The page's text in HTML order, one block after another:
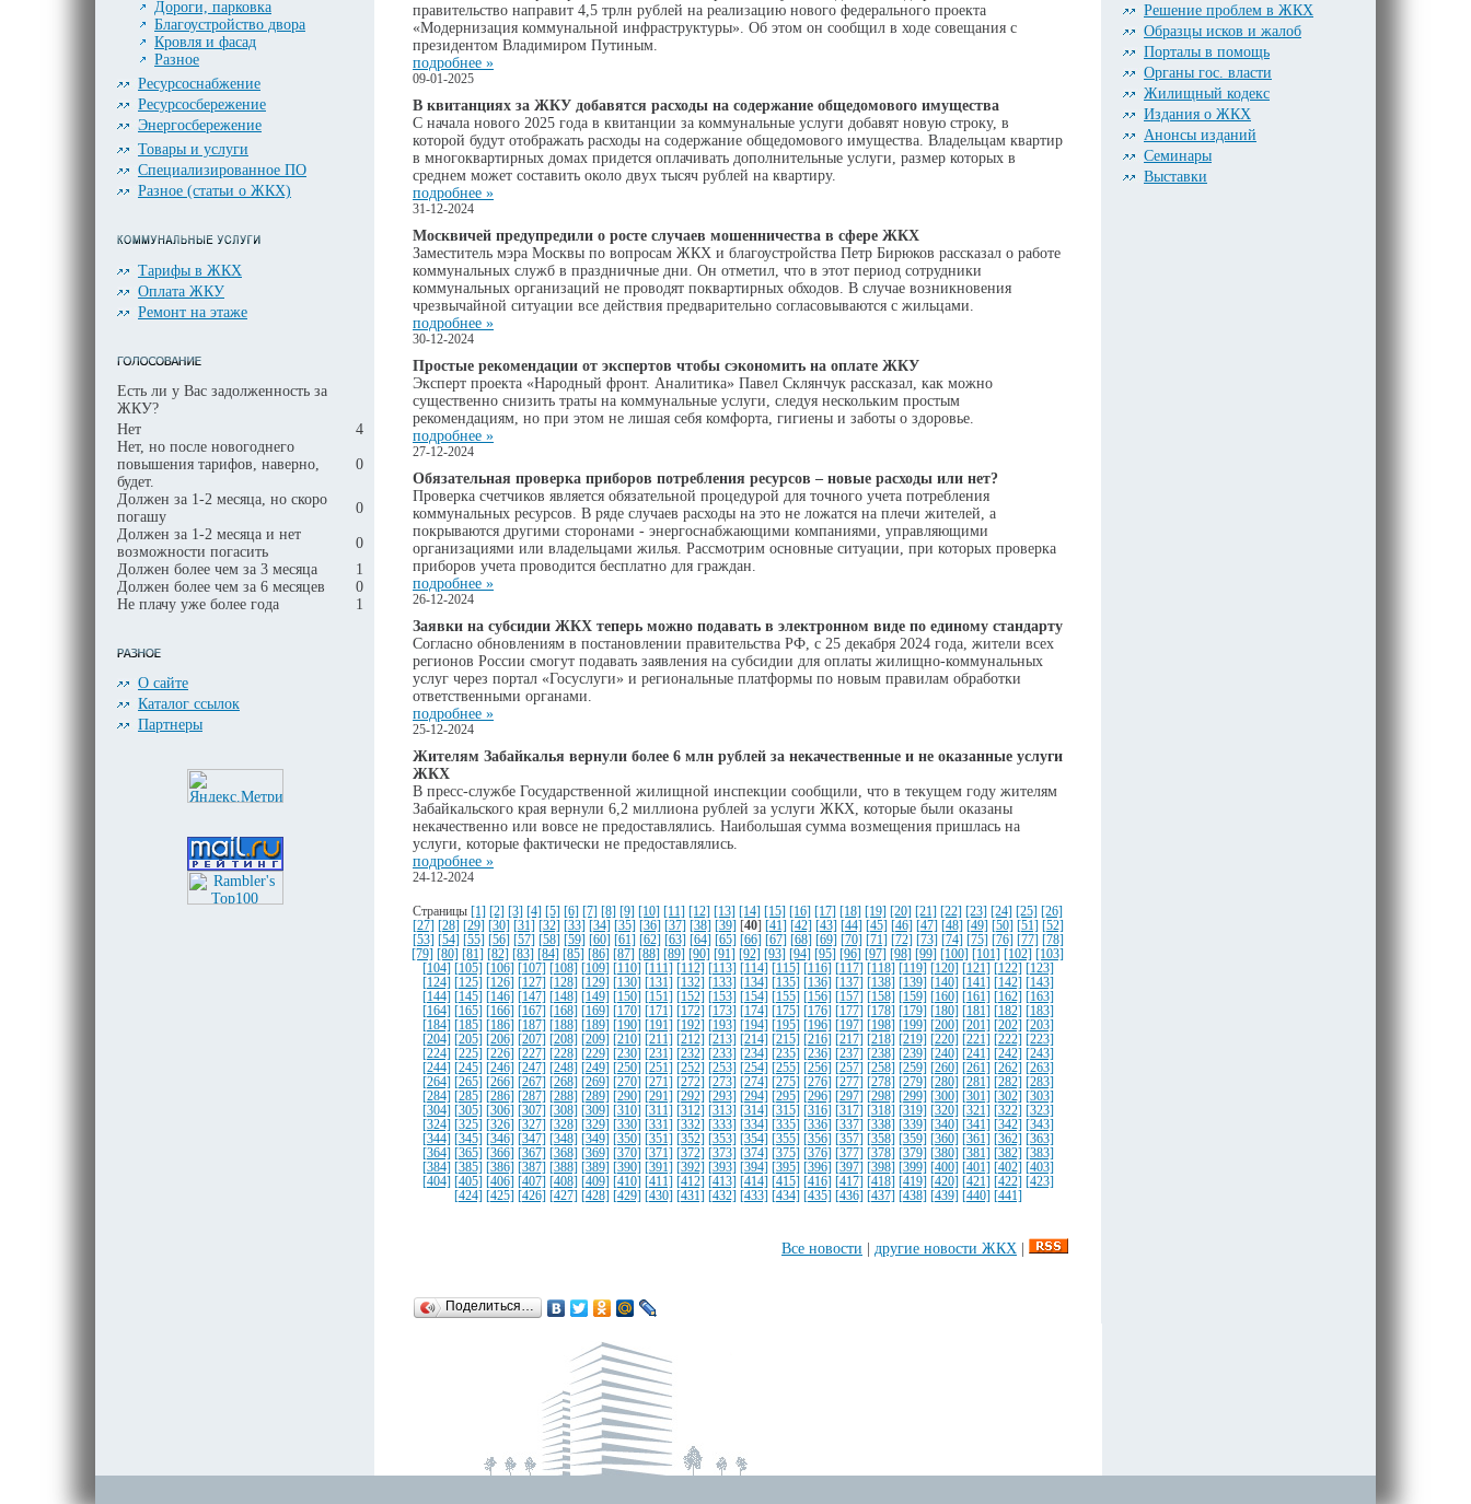
Дороги, парковка
Благоустройство двора
Кровля и фасад
Разное
Ресурсоснабжение
Ресурсосбережение
Энергосбережение
Товары и услуги
Специализированное ПО
Разное (статьи о ЖКХ)
Тарифы в ЖКХ
Оплата ЖКУ
Ремонт на этаже
Есть ли у Вас задолженность за
ЖКУ?
Нет
4
Нет, но после новогоднего
повышения тарифов, наверно,
будет.
0
Должен за 1-2 месяца, но скоро
погашу
0
Должен за 1-2 месяца и нет
возможности погасить
0
Должен более чем за 3 месяца
1
Должен более чем за 6 месяцев
0
Не плачу уже более года
1
О сайте
Каталог ссылок
Партнеры
правительство направит 4,5 трлн рублей на реализацию нового федерального проекта
«Модернизация коммунальной инфраструктуры». Об этом он сообщил в ходе совещания с
президентом Владимиром Путиным.
подробнее »
09-01-2025
В квитанциях за ЖКУ добавятся расходы на содержание общедомового имущества
С начала нового 2025 года в квитанции за коммунальные услуги добавят новую строку, в
которой будут отображать расходы на содержание общедомового имущества. Владельцам квартир
в многоквартирных домах придется оплачивать дополнительные услуги, размер которых в
среднем может составить около двух тысяч рублей на квартиру.
подробнее »
31-12-2024
Москвичей предупредили о росте случаев мошенничества в сфере ЖКХ
Заместитель мэра Москвы по вопросам ЖКХ и благоустройства Петр Бирюков рассказал о работе
коммунальных служб в праздничные дни. Он отметил, что в этот период сотрудники
коммунальных организаций не проводят поквартирных обходов. В случае возникновения
чрезвычайной ситуации все действия предварительно согласовываются с жильцами.
подробнее »
30-12-2024
Простые рекомендации от экспертов чтобы сэкономить на оплате ЖКУ
Эксперт проекта «Народный фронт. Аналитика» Павел Склянчук рассказал, как можно
существенно снизить траты на коммунальные услуги, следуя нескольким простым
рекомендациям, но при этом не лишая себя комфорта, гигиены и заботы о здоровье.
подробнее »
27-12-2024
Обязательная проверка приборов потребления ресурсов – новые расходы или нет?
Проверка счетчиков является обязательной процедурой для точного учета потребления
коммунальных ресурсов. В ряде случаев расходы на это не ложатся на плечи жителей, а
покрываются другими сторонами - энергоснабжающими компаниями, управляющими
организациями или владельцами жилья. Рассмотрим основные ситуации, при которых проверка
приборов учета проводится бесплатно для граждан.
подробнее »
26-12-2024
Заявки на субсидии ЖКХ теперь можно подавать в электронном виде по единому стандарту
Согласно обновлениям в постановлении правительства РФ, с 25 декабря 2024 года, жители всех
регионов России смогут подавать заявления на субсидии для оплаты жилищно-коммунальных
услуг через портал «Госуслуги» и региональные платформы по новым правилам обработки
ответственными органами.
подробнее »
25-12-2024
Жителям Забайкалья вернули более 6 млн рублей за некачественные и не оказанные услуги
ЖКХ
В пресс-службе Государственной жилищной инспекции сообщили, что в текущем году жителям
Забайкальского края вернули 6,2 миллиона рублей за услуги ЖКХ, которые были оказаны
некачественно или вовсе не предоставлялись. Наибольшая сумма возмещения пришлась на
услуги, которые фактически не предоставлялись.
подробнее »
24-12-2024
Страницы [1] [2] [3] [4] [5] [6] [7] [8] [9] [10] [11] [12] [13] [14] [15] [16] [17] [18] [19] [20] [21] [22] [23] [24] [25]
[26]
[27]
[28] [29] [30] [31] [32] [33] [34] [35] [36] [37] [38] [39] 40] [41] [42] [43] [44] [45] [46] [47] [48] [49] [50] [51]
[52]
[53]
[54] [55] [56] [57] [58] [59] [60] [61] [62] [63] [64] [65] [66] [67] [68] [69] [70] [71] [72] [73] [74] [75] [76] [77]
[78]
[79]
[80] [81] [82] [83] [84] [85] [86] [87] [88] [89] [90] [91] [92] [93] [94] [95] [96] [97] [98] [99] [100] [101] [102]
[103]
[104]
[105] [106] [107] [108] [109] [110] [111] [112] [113] [114] [115] [116] [117] [118] [119] [120] [121] [122]
[123]
[124]
[125] [126] [127] [128] [129] [130] [131] [132] [133] [134] [135] [136] [137] [138] [139] [140] [141] [142]
[143]
[144]
[145] [146] [147] [148] [149] [150] [151] [152] [153] [154] [155] [156] [157] [158] [159] [160] [161] [162]
[163]
[164]
[165] [166] [167] [168] [169] [170] [171] [172] [173] [174] [175] [176] [177] [178] [179] [180] [181] [182]
[183]
[184]
[185] [186] [187] [188] [189] [190] [191] [192] [193] [194] [195] [196] [197] [198] [199] [200] [201] [202]
[203]
[204]
[205] [206] [207] [208] [209] [210] [211] [212] [213] [214] [215] [216] [217] [218] [219] [220] [221] [222]
[223]
[224]
[225] [226] [227] [228] [229] [230] [231] [232] [233] [234] [235] [236] [237] [238] [239] [240] [241] [242]
[243]
[244]
[245] [246] [247] [248] [249] [250] [251] [252] [253] [254] [255] [256] [257] [258] [259] [260] [261] [262]
[263]
[264]
[265] [266] [267] [268] [269] [270] [271] [272] [273] [274] [275] [276] [277] [278] [279] [280] [281] [282]
[283]
[284]
[285] [286] [287] [288] [289] [290] [291] [292] [293] [294] [295] [296] [297] [298] [299] [300] [301] [302]
[303]
[304]
[305] [306] [307] [308] [309] [310] [311] [312] [313] [314] [315] [316] [317] [318] [319] [320] [321] [322]
[323]
[324]
[325] [326] [327] [328] [329] [330] [331] [332] [333] [334] [335] [336] [337] [338] [339] [340] [341] [342]
[343]
[344]
[345] [346] [347] [348] [349] [350] [351] [352] [353] [354] [355] [356] [357] [358] [359] [360] [361] [362]
[363]
[364]
[365] [366] [367] [368] [369] [370] [371] [372] [373] [374] [375] [376] [377] [378] [379] [380] [381] [382]
[383]
[384]
[385] [386] [387] [388] [389] [390] [391] [392] [393] [394] [395] [396] [397] [398] [399] [400] [401] [402]
[403]
[404]
[405] [406] [407] [408] [409] [410] [411] [412] [413] [414] [415] [416] [417] [418] [419] [420] [421] [422]
[423]
[424]
[425] [426] [427] [428] [429] [430] [431] [432] [433] [434] [435] [436] [437] [438] [439] [440] [441]
Все новости другие новости ЖКХ
Поделиться…
Решение проблем в ЖКХ
Образцы исков и жалоб
Порталы в помощь
Органы гос. власти
Жилищный кодекс
Издания о ЖКХ
Анонсы изданий
Семинары
Выставки